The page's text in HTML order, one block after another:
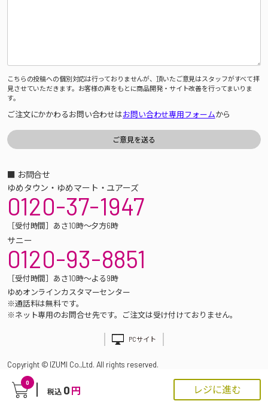
0
税込 0 円 レジに進む
こちらの投稿への個別対応は行っておりませんが、頂いたご意見はスタッフがすべて拝
見させていただきます。お客様の声をもとに商品開発・サイト改善を行ってまいりま
す。
ご注文にかかわるお問い合わせはお問い合わせ専用フォームから
■ お問合せ
ゆめタウン・ゆめマート・ユアーズ
0120-37-1947
［受付時間］あさ10時～夕方6時
サニー
0120-93-8851
［受付時間］あさ10時～よる9時
ゆめオンラインカスタマーセンター
※通話料は無料です。
※ネット専用のお問合せ先です。ご注文は受け付けておりません。
PCサイト
Copyright © IZUMI Co.,Ltd. All rights reserved.